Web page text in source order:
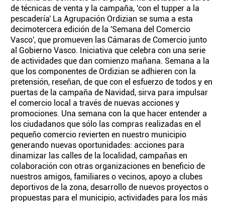
de técnicas de venta y la campaña, 'con el tupper a la
pescadería' La Agrupación Ordizian se suma a esta
decimotercera edición de la 'Semana del Comercio
Vasco', que promueven las Cámaras de Comercio junto
al Gobierno Vasco. Iniciativa que celebra con una serie
de actividades que dan comienzo mañana. Semana a la
que los componentes de Ordizian se adhieren con la
pretensión, reseñan, de que con el esfuerzo de todos y en
puertas de la campaña de Navidad, sirva para impulsar
el comercio local a través de nuevas acciones y
promociones. Una semana con la que hacer entender a
los ciudadanos que sólo las compras realizadas en el
pequeño comercio revierten en nuestro municipio
generando nuevas oportunidades: acciones para
dinamizar las calles de la localidad, campañas en
colaboración con otras organizaciones en beneficio de
nuestros amigos, familiares o vecinos, apoyo a clubes
deportivos de la zona, desarrollo de nuevos proyectos o
propuestas para el municipio, actividades para los más